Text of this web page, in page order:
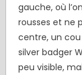
gauche, où
rousses et ne
centre, un cou
silver badger
peu visible,